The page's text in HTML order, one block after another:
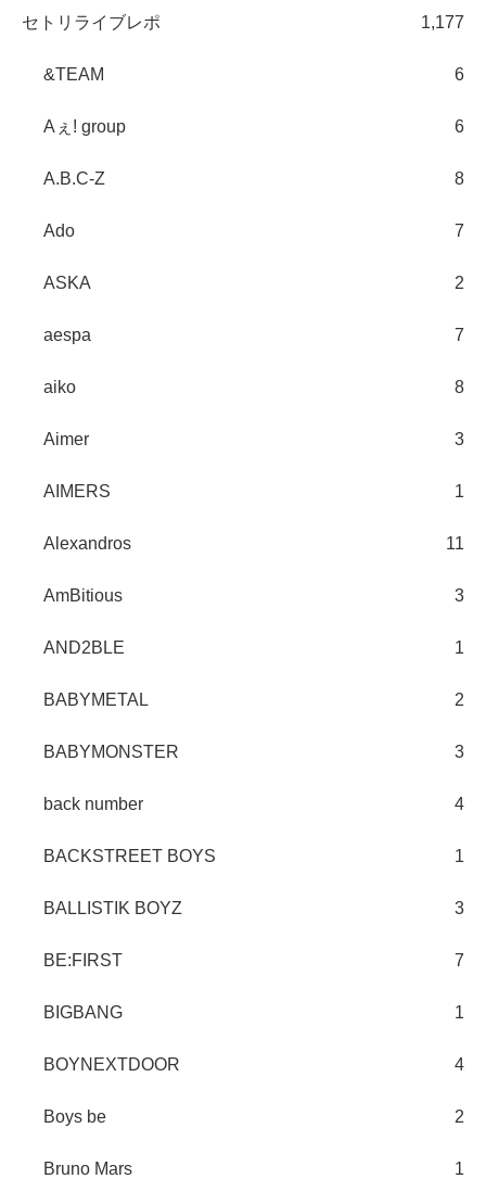
セトリライブレポ 1,177
&TEAM 6
Aぇ! group 6
A.B.C-Z 8
Ado 7
ASKA 2
aespa 7
aiko 8
Aimer 3
AIMERS 1
Alexandros 11
AmBitious 3
AND2BLE 1
BABYMETAL 2
BABYMONSTER 3
back number 4
BACKSTREET BOYS 1
BALLISTIK BOYZ 3
BE:FIRST 7
BIGBANG 1
BOYNEXTDOOR 4
Boys be 2
Bruno Mars 1